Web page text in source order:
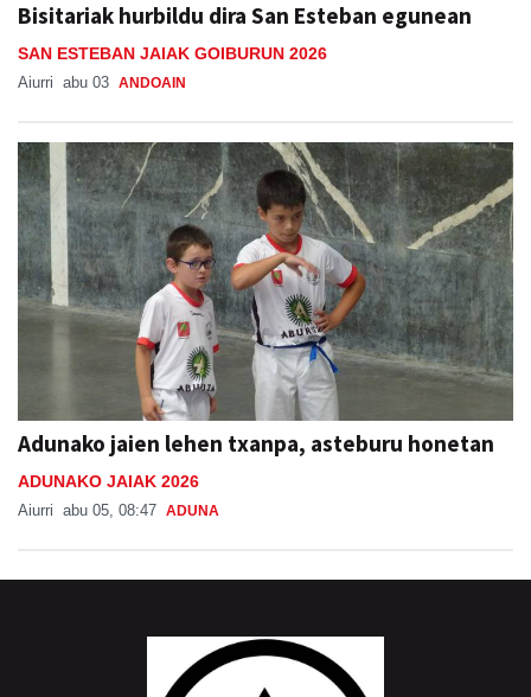
Bisitariak hurbildu dira San Esteban egunean
SAN ESTEBAN JAIAK GOIBURUN 2026
Aiurri abu 03 ANDOAIN
Adunako jaien lehen txanpa, asteburu honetan
ADUNAKO JAIAK 2026
Aiurri abu 05, 08:47 ADUNA